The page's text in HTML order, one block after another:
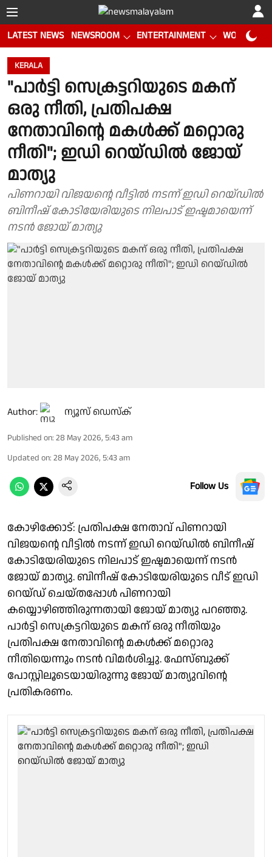
LATEST NEWS NEWSROOM ENTERTAINMENT WORLD CUP
KERALA
"പാർട്ടി സെക്രട്ടറിയുടെ മകന്
ഒരു നീതി, പ്രതിപക്ഷ
നേതാവിന്റെ മകൾക്ക് മറ്റൊരു
നീതി"; ഇഡി റെയ്ഡിൽ ജോയ്
മാത്യു
പിണറായി വിജയന്റെ വീട്ടിൽ നടന്ന് ഇഡി റെയ്ഡിൽ
ബിനീഷ് കോടിയേരിയുടെ നിലപാട് ഇഷ്ടമായെന്ന്
നടൻ ജോയ് മാത്യു
Author: ന്യൂസ് ഡെസ്ക്
Published on: 28 May 2026, 5:43 am
Updated on: 28 May 2026, 5:43 am
Follow Us
കോഴിക്കോട്: പ്രതിപക്ഷ നേതാവ് പിണറായി
വിജയന്റെ വീട്ടിൽ നടന്ന് ഇഡി റെയ്ഡിൽ ബിനീഷ്
കോടിയേരിയുടെ നിലപാട് ഇഷ്ടമായെന്ന് നടൻ
ജോയ് മാത്യു. ബിനീഷ് കോടിയേരിയുടെ വീട് ഇഡി
റെയ്ഡ് ചെയ്തപ്പോൾ പിണറായി
കയ്യൊഴിഞ്ഞിരുന്നതായി ജോയ് മാത്യു പറഞ്ഞു.
പാർട്ടി സെക്രട്ടറിയുടെ മകന് ഒരു നീതിയും
പ്രതിപക്ഷ നേതാവിന്റെ മകൾക്ക് മറ്റൊരു
നീതിയെന്നും നടൻ വിമർശിച്ചു. ഫേസ്ബുക്ക്
പോസ്റ്റിലൂടെയായിരുന്നു ജോയ് മാത്യുവിന്റെ
പ്രതികരണം.